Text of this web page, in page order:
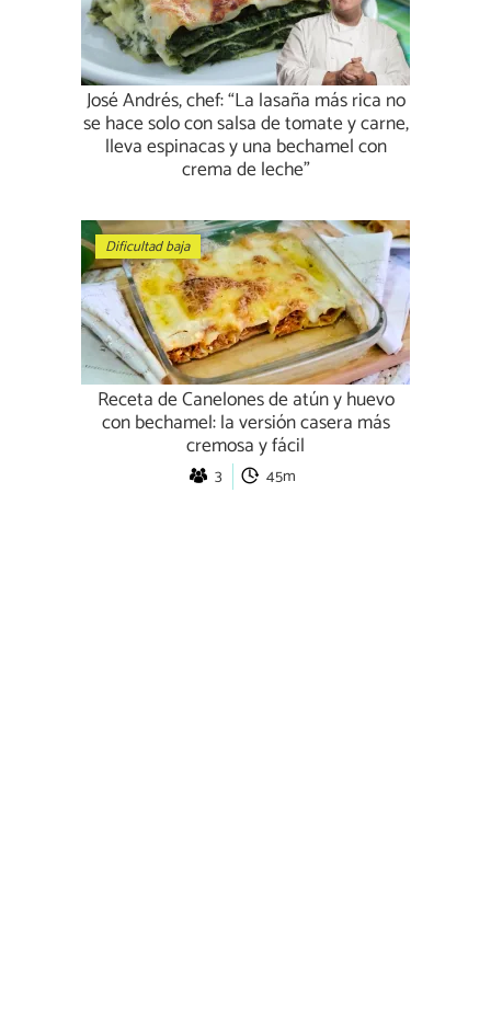
José Andrés, chef: “La lasaña más rica no
se hace solo con salsa de tomate y carne,
lleva espinacas y una bechamel con
crema de leche”
Dificultad baja
Receta de Canelones de atún y huevo
con bechamel: la versión casera más
cremosa y fácil
3 45m